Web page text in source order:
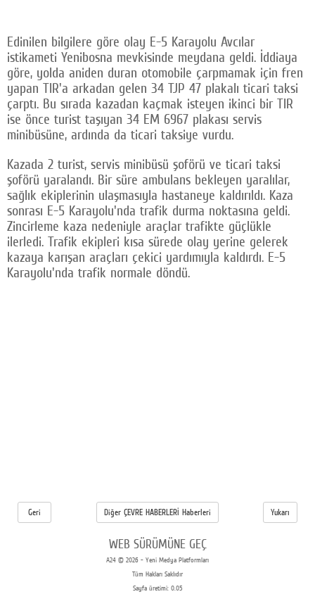
Edinilen bilgilere göre olay E-5 Karayolu Avcılar
istikameti Yenibosna mevkisinde meydana geldi. İddiaya
göre, yolda aniden duran otomobile çarpmamak için fren
yapan TIR'a arkadan gelen 34 TJP 47 plakalı ticari taksi
çarptı. Bu sırada kazadan kaçmak isteyen ikinci bir TIR
ise önce turist taşıyan 34 EM 6967 plakası servis
minibüsüne, ardında da ticari taksiye vurdu.
Kazada 2 turist, servis minibüsü şoförü ve ticari taksi
şoförü yaralandı. Bir süre ambulans bekleyen yaralılar,
sağlık ekiplerinin ulaşmasıyla hastaneye kaldırıldı. Kaza
sonrası E-5 Karayolu'nda trafik durma noktasına geldi.
Zincirleme kaza nedeniyle araçlar trafikte güçlükle
ilerledi. Trafik ekipleri kısa sürede olay yerine gelerek
kazaya karışan araçları çekici yardımıyla kaldırdı. E-5
Karayolu'nda trafik normale döndü.
Geri Diğer ÇEVRE HABERLERİ Haberleri Yukarı
WEB SÜRÜMÜNE GEÇ
A24 © 2026 - Yeni Medya Platformları
Tüm Hakları Saklıdır
Sayfa üretimi: 0.05